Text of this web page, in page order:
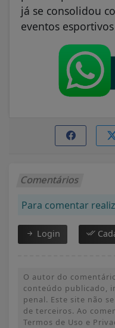
já se consolidou
eventos
Comentários
Para comentar
Login
O autor do
conteúdo publicado,
penal. Este site não
de terceiros. Ao
Termos de Uso e